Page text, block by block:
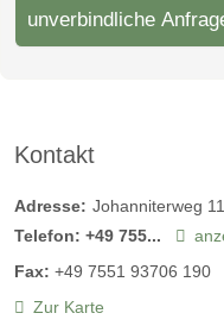
unverbindliche
Kontakt
Adresse: Johanniterweg 11
Telefon: +49 755...
Fax: +49 7551 93706 190
Zur Karte